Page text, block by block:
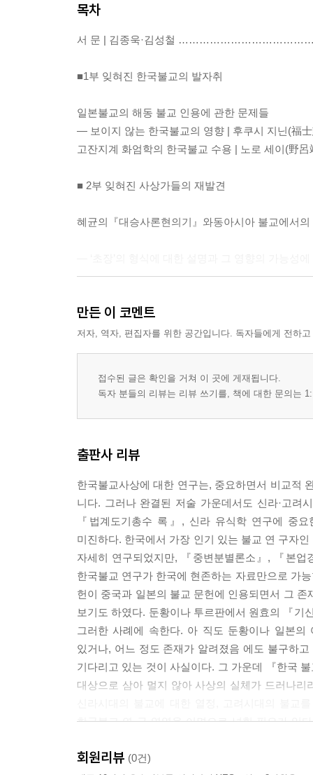
목차
서 문 | 김종욱·김성철
■1부 잊혀진 한국불교의 발자취
일본불교의 해동 불교 인용에 관한 문제들
― 보이지 않는 한국불교의 영향 | 후쿠시 지닌
고잔지계 화엄학의 한국불교 수용 | 노로 세
■ 2부 잊혀진 사상가들의 재발견
혜균의『대승사론현의기』와동아시아 불교에서
진숭의 『공목장기』 일문에 대한 연구 | 최
의적 찬 『무량수경술기』 인용 경론에 보이는 사
현륭의 유식사상 | 김성철
티벳 문헌에 나타난 정중 무상 연구 | 차상
상산 혜각의 생애와 사상 | 여성구
만든 이 코멘트
저자, 역자, 편집자를 위한 공간입니다. 독자들에게 전하
접수된 글은 확인을 거쳐 이 곳에 게재됩니다.
독자 분들의 리뷰는 리뷰 쓰기를, 책에 대한 문의는
출판사 리뷰
한국불교사상에 대한 연구는, 중요하면서 비교적
니다. 그러나 완결된 저술 가운데서도 신라·고
『법계도기총수 록』, 신라 유식학 연구에 중
미진하다. 한국에서 가장 인기 있는 불교 연 구자
자세히 연구되었지만, 『중변분별론소』, 『본
한국불교 연구가 한국에 현존하는 자료만으로 가
헌이 중국과 일본의 불교 문헌에 인용되면서 그
보기도 하였다. 둔황이나 투르판에서 원효의 『
그러한 사례에 속한다. 아 직도 둔황이나 일본
있거나, 어느 정도 존재가 알려졌음 에도 불구하
기다리고 있는 것이 사실이다. 그 가운데 『한국
대상으로 삼아 멀지 않아 사상의 실체가 드러나
한국불교 연 구 영역을 이면으로 넓힐 필요가 있
회원리뷰 (0건)